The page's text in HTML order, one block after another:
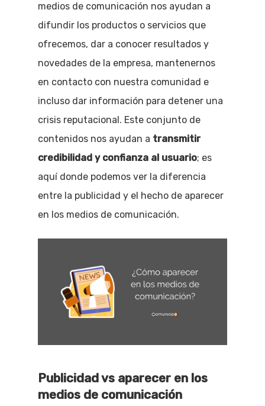
medios de comunicación nos ayudan a
difundir los productos o servicios que
ofrecemos, dar a conocer resultados y
novedades de la empresa, mantenernos
en contacto con nuestra comunidad e
incluso dar información para detener una
crisis reputacional. Este conjunto de
contenidos nos ayudan a transmitir
credibilidad y confianza al usuario; es
aquí donde podemos ver la diferencia
entre la publicidad y el hecho de aparecer
en los medios de comunicación.
Publicidad vs aparecer en los
medios de comunicación